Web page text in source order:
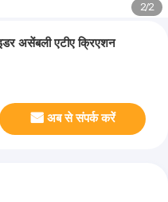
2/2
असेंबली एटीए क्रिएशन
अब से संपर्क करें